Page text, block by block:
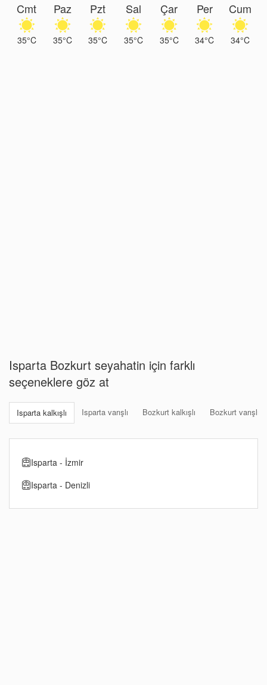
Cmt
35°C
Paz
35°C
Pzt
35°C
Sal
35°C
Çar
35°C
Per
34°C
Cum
34°C
Isparta Bozkurt seyahatin için farklı
seçeneklere göz at
Isparta kalkışlı Isparta varışlı Bozkurt kalkışlı Bozkurt varışlı
Isparta - İzmir
Isparta - Denizli